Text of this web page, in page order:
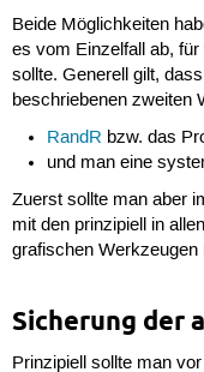
Beide Möglichkeiten
es vom Einzelfall ab,
sollte. Generell gilt,
beschriebenen zweiten
RandR bzw. das
und man eine
Zuerst sollte man aber
mit den prinzipiell in
grafischen Werkzeugen
Sicherung der
Prinzipiell sollte man